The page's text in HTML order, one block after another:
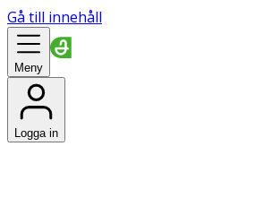
Gå till innehåll
Meny
Logga in